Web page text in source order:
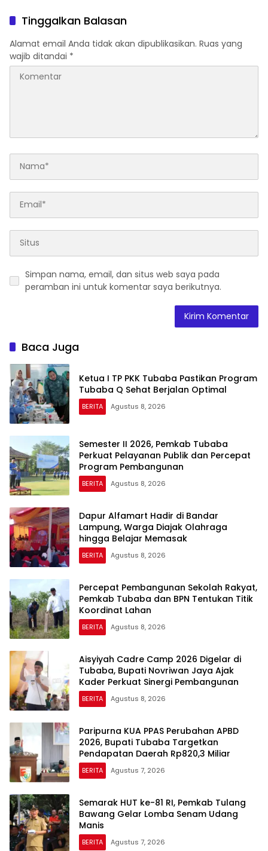
Tinggalkan Balasan
Alamat email Anda tidak akan dipublikasikan. Ruas yang
wajib ditandai *
Simpan nama, email, dan situs web saya pada
peramban ini untuk komentar saya berikutnya.
Baca Juga
Ketua I TP PKK Tubaba Pastikan Program
Tubaba Q Sehat Berjalan Optimal
BERITA Agustus 8, 2026
Semester II 2026, Pemkab Tubaba
Perkuat Pelayanan Publik dan Percepat
Program Pembangunan
BERITA Agustus 8, 2026
Dapur Alfamart Hadir di Bandar
Lampung, Warga Diajak Olahraga
hingga Belajar Memasak
BERITA Agustus 8, 2026
Percepat Pembangunan Sekolah Rakyat,
Pemkab Tubaba dan BPN Tentukan Titik
Koordinat Lahan
BERITA Agustus 8, 2026
Aisyiyah Cadre Camp 2026 Digelar di
Tubaba, Bupati Novriwan Jaya Ajak
Kader Perkuat Sinergi Pembangunan
BERITA Agustus 8, 2026
Paripurna KUA PPAS Perubahan APBD
2026, Bupati Tubaba Targetkan
Pendapatan Daerah Rp820,3 Miliar
BERITA Agustus 7, 2026
Semarak HUT ke-81 RI, Pemkab Tulang
Bawang Gelar Lomba Senam Udang
Manis
BERITA Agustus 7, 2026